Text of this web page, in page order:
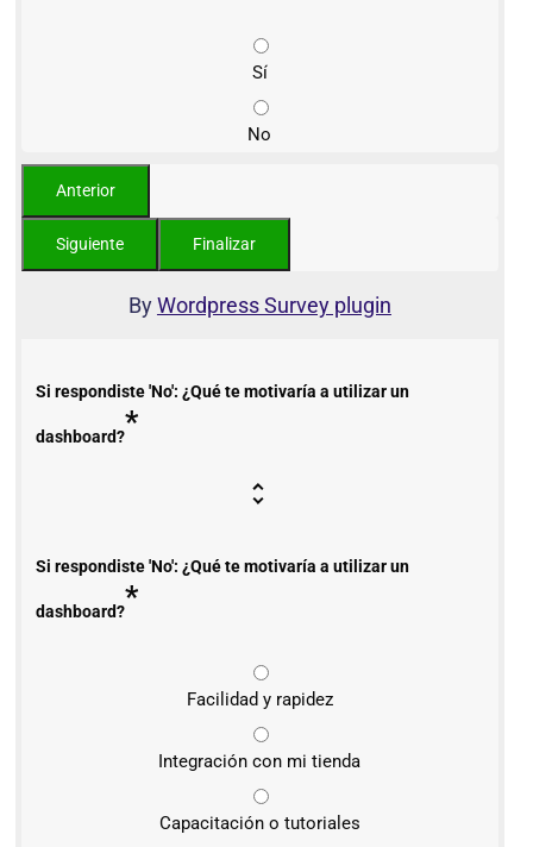
Sí
No
ByWordpress Survey plugin
Si respondiste 'No': ¿Qué te motivaría a utilizar un
dashboard?*
Si respondiste 'No': ¿Qué te motivaría a utilizar un
dashboard?*
Facilidad y rapidez
Integración con mi tienda
Capacitación o tutoriales